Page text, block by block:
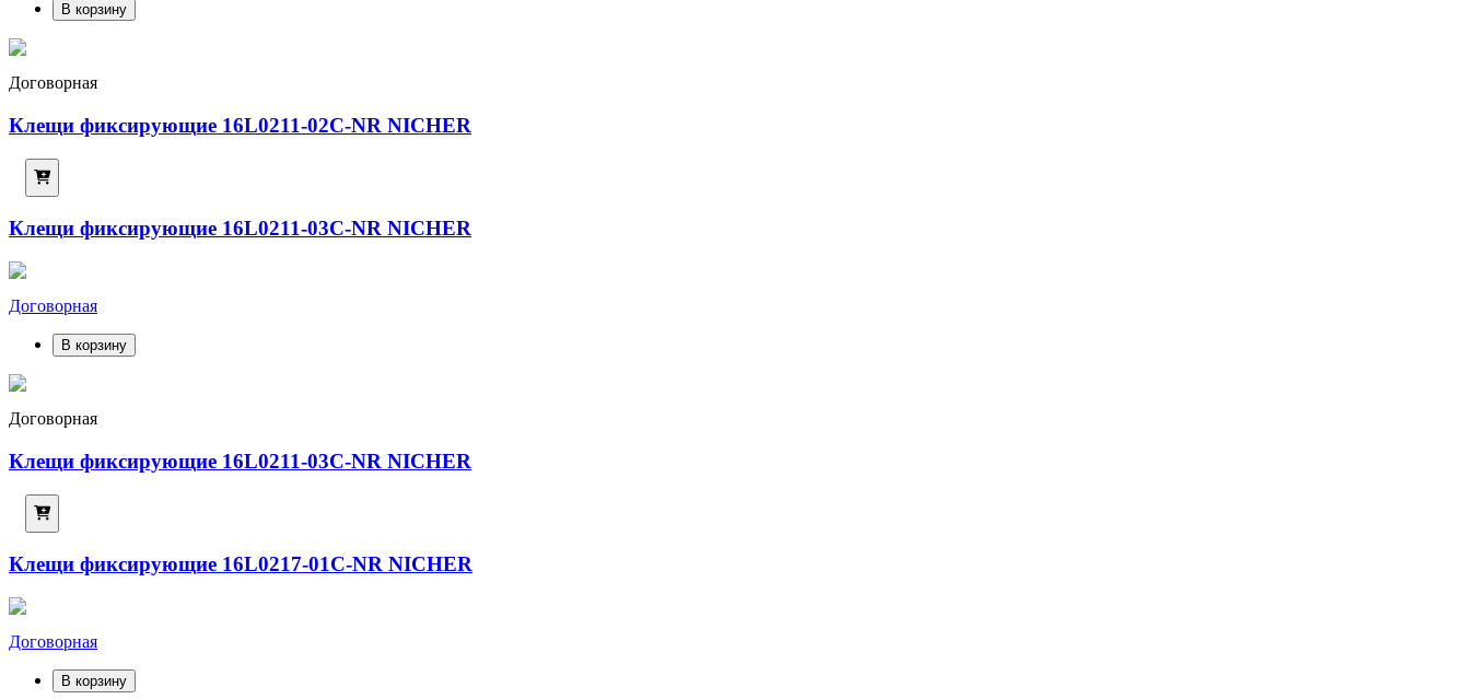
В корзину
Договорная
Клещи фиксирующие 16L0211-02C-NR NICHER
Клещи фиксирующие 16L0211-03C-NR NICHER
Договорная
В корзину
Договорная
Клещи фиксирующие 16L0211-03C-NR NICHER
Клещи фиксирующие 16L0217-01C-NR NICHER
Договорная
В корзину